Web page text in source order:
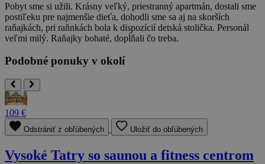
Pobyt sme si užili. Krásny veľký, priestranný apartmán, dostali sme
postiľeku pre najmenšie dieťa, dohodli sme sa aj na skorších
raňajkách, pri raňnkách bola k dispozícií detská stolička. Personál
veľmi milý. Raňajky bohaté, dopĺňali čo treba.
Podobné ponuky v okolí
109 €
Odstrániť z obľúbených Uložiť do obľúbených
Vysoké Tatry so saunou a fitness centrom